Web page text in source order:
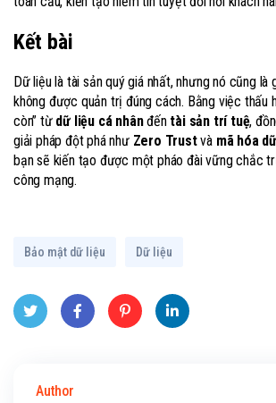
Kết bài
Dữ liệu là tài sản quý giá nhất, nhưng nó cũng là
không được quản trị đúng cách. Bằng việc thấu
còn” từ dữ liệu cá nhânđến tài sản trí tuệ,
giải pháp đột phá như Zero Trustvà mã hóa
bạn sẽ kiến tạo được một pháo đài vững chắc
công mạng.
Bảo mật dữ liệu Dữ liệu
Author